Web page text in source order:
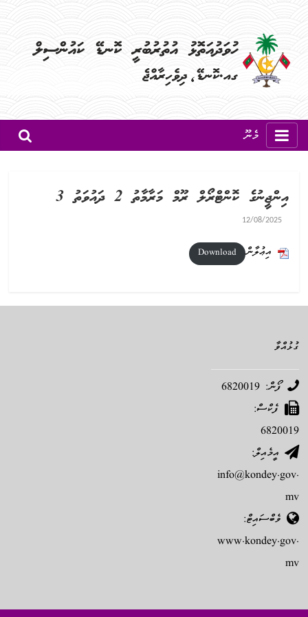
މެނޫ
އިންޖީނުގެ ކޮންޓްރޯލް ރޫމް މަރާމާތު 2 ދައުވަތު 3
12/08/2025
އިޢުލާން Download
ގުޅުއްވާ
ފޯން: 6820019
ފެކްސް:
6820019
އީމެއިލް:
info@kondey.gov.
mv
ވެބްސައިޓް:
www.kondey.gov.
mv